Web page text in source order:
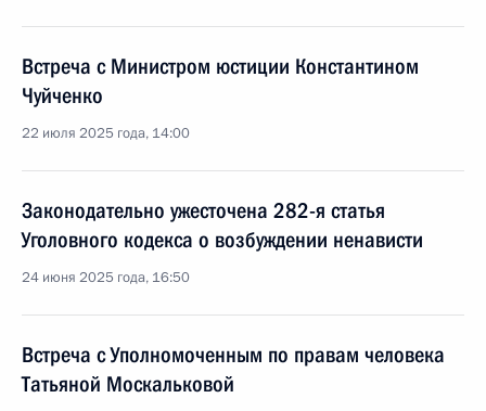
Встреча с Министром юстиции Константином
Чуйченко
22 июля 2025 года, 14:00
Законодательно ужесточена 282-я статья
Уголовного кодекса о возбуждении ненависти
24 июня 2025 года, 16:50
Встреча с Уполномоченным по правам человека
Татьяной Москальковой